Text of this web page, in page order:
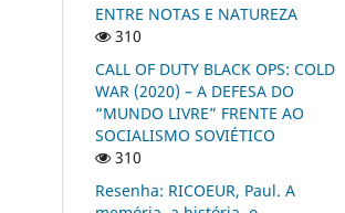
ENTRE NOTAS E NATUREZA
310
CALL OF DUTY BLACK OPS: COLD
WAR (2020) – A DEFESA DO
“MUNDO LIVRE” FRENTE AO
SOCIALISMO SOVIÉTICO
310
Resenha: RICOEUR, Paul. A